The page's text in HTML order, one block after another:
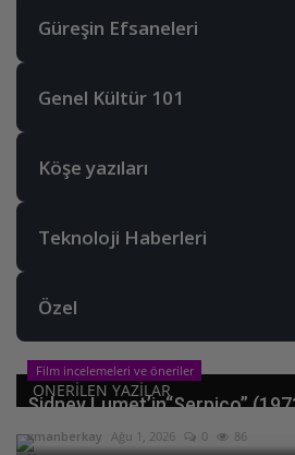
Güreşin Efsaneleri
Genel Kültür 101
Köşe yazıları
Teknoloji Haberleri
Özel
ONERILEN YAZILAR
Film incelemeleri ve öneriler
Sidney Lumet’in“Serpico”
xmanberkay Ağu 1, 2026 0 86